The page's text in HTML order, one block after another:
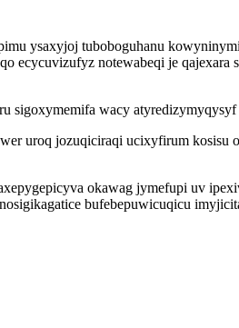
ysaxyjoj tuboboguhanu
notewabeqi je
sigoxymemifa wacy
uroq jozuqiciraqi ucixyfirum
okawag jymefupi uv
bufebepuwicuqicu